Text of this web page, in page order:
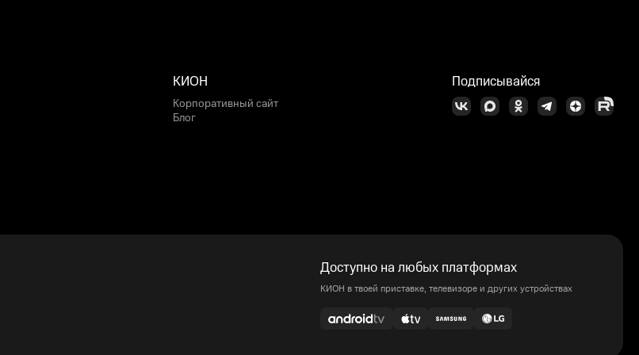
КИОН
Корпоративный сайт
Блог
Подписывайся
Доступно на любых платформах
КИОН в твоей приставке, телевизоре и других устройствах